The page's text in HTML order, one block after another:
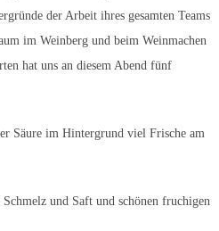
der Arbeit ihres gesamten Teams
im Weinberg und beim Weinmachen
hat uns an diesem Abend fünf
Säure im Hintergrund viel Frische am
und Saft und schönen fruchigen